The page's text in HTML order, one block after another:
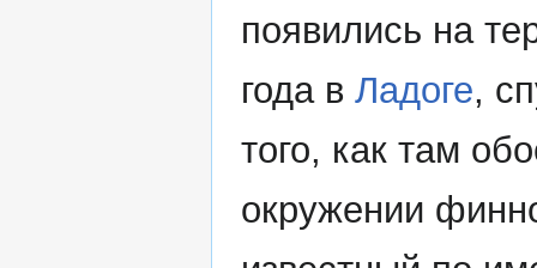
появились на
года в Ладоге,
того, как там
окружении